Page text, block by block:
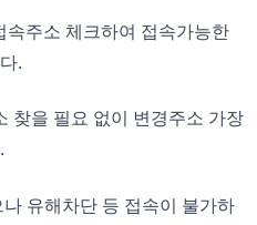
속주소 체크하여 접속가능한
.
찾을 필요 없이 변경주소 가장
유해차단 등 접속이 불가하